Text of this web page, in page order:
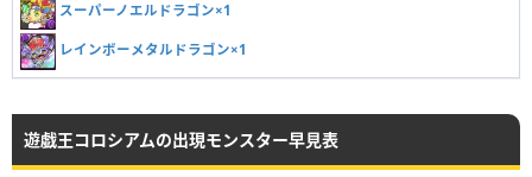
スーパーノエルドラゴン×1
レインボーメタルドラゴン×1
遊戯王コロシアムの出現モンスター早見表